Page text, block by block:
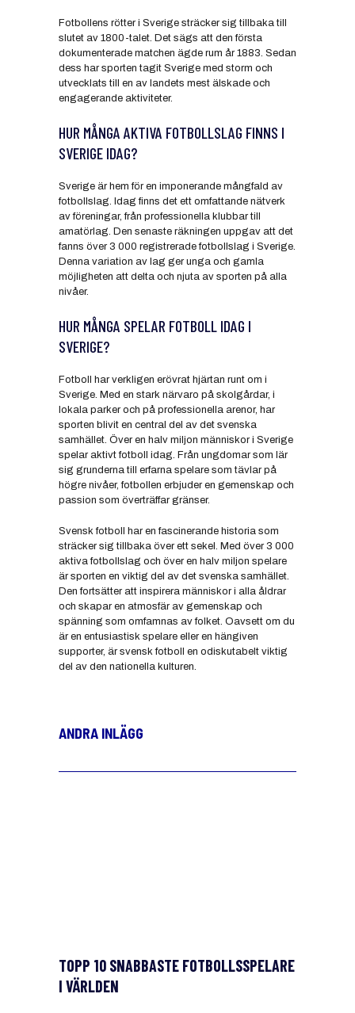
Fotbollens rötter i Sverige sträcker sig tillbaka till
slutet av 1800-talet. Det sägs att den första
dokumenterade matchen ägde rum år 1883. Sedan
dess har sporten tagit Sverige med storm och
utvecklats till en av landets mest älskade och
engagerande aktiviteter.
HUR MÅNGA AKTIVA FOTBOLLSLAG FINNS I
SVERIGE IDAG?
Sverige är hem för en imponerande mångfald av
fotbollslag. Idag finns det ett omfattande nätverk
av föreningar, från professionella klubbar till
amatörlag. Den senaste räkningen uppgav att det
fanns över 3 000 registrerade fotbollslag i Sverige.
Denna variation av lag ger unga och gamla
möjligheten att delta och njuta av sporten på alla
nivåer.
HUR MÅNGA SPELAR FOTBOLL IDAG I
SVERIGE?
Fotboll har verkligen erövrat hjärtan runt om i
Sverige. Med en stark närvaro på skolgårdar, i
lokala parker och på professionella arenor, har
sporten blivit en central del av det svenska
samhället. Över en halv miljon människor i Sverige
spelar aktivt fotboll idag. Från ungdomar som lär
sig grunderna till erfarna spelare som tävlar på
högre nivåer, fotbollen erbjuder en gemenskap och
passion som överträffar gränser.
Svensk fotboll har en fascinerande historia som
sträcker sig tillbaka över ett sekel. Med över 3 000
aktiva fotbollslag och över en halv miljon spelare
är sporten en viktig del av det svenska samhället.
Den fortsätter att inspirera människor i alla åldrar
och skapar en atmosfär av gemenskap och
spänning som omfamnas av folket. Oavsett om du
är en entusiastisk spelare eller en hängiven
supporter, är svensk fotboll en odiskutabelt viktig
del av den nationella kulturen.
ANDRA INLÄGG
TOPP 10 SNABBASTE FOTBOLLSSPELARE
I VÄRLDEN